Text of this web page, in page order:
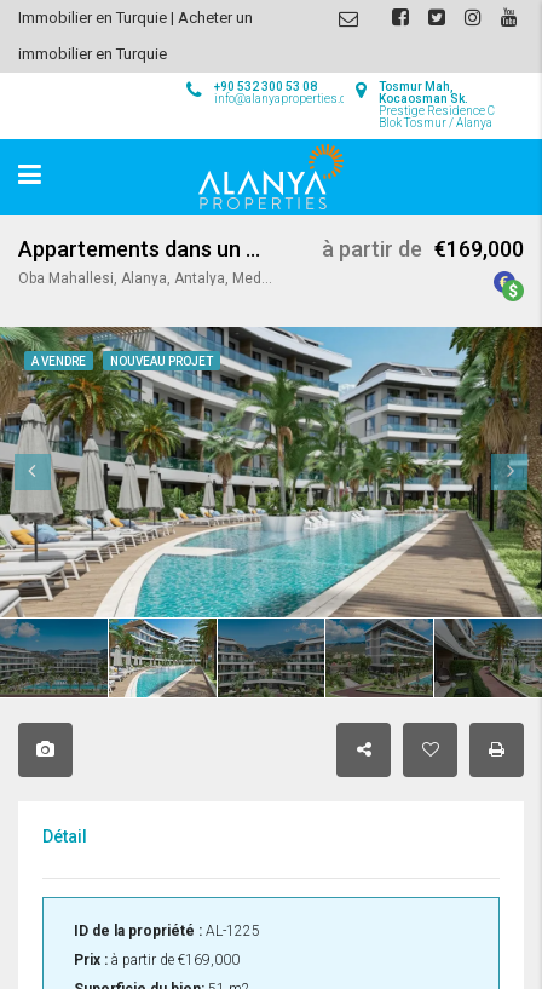
Immobilier en Turquie | Acheter un
immobilier en Turquie
Tosmur Mah,
Kocaosman Sk.
Prestige Residence C
Blok Tosmur / Alanya
+90 532 300 53 08
info@alanyaproperties.com
Appartements dans un Quartier Paisible à Oba
Oba Mahallesi, Alanya, Antalya, Mediterranean Region, 07469, Turkey
à partir de €169,000
A VENDRE NOUVEAU PROJET
Détail
ID de la propriété : AL-1225
Prix : à partir de €169,000